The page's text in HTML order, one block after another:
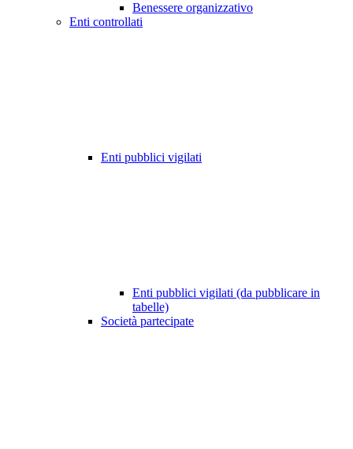
Benessere organizzativo
Enti controllati
Enti pubblici vigilati
Enti pubblici vigilati (da pubblicare in
tabelle)
Società partecipate